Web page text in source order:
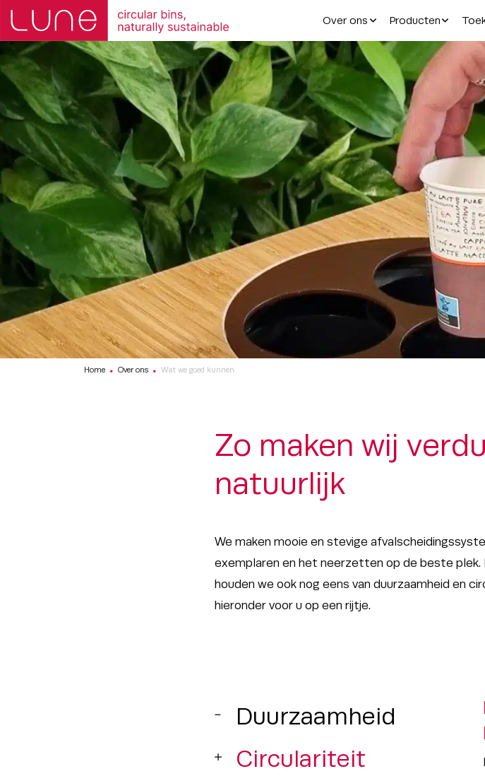
Over ons Producten
Home ■ Over ons ■ Wat we goed kunnen
Zo maken wij
natuurlijk
We maken mooie en stevige
exemplaren en het neerzetten op de beste plek.
houden we ook nog eens van duurzaamheid en
hieronder voor u op een rijtje.
Duurzaamheid
Circulariteit